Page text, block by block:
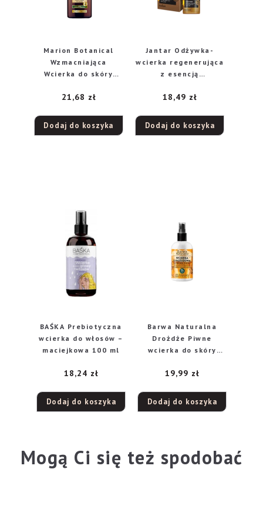
Marion Botanical
Wzmacniająca
Wcierka do skóry
– włosy
150ml
21,68 zł
Dodaj do koszyka
Jantar Odżywka-
wcierka regenerująca
z esencją
włosów
18,49 zł
Dodaj do koszyka
BAŚKA Prebiotyczna
wcierka do włosów –
maciejkowa 100 ml
18,24 zł
Dodaj do koszyka
Barwa Naturalna
Drożdże Piwne
wcierka do skóry
100 ml
19,99 zł
Dodaj do koszyka
Mogą Ci się też spodobać